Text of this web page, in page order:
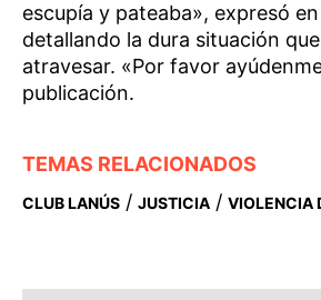
escupía y pateaba», expresó
detallando la dura situación
atravesar. «Por favor
publicación.
TEMAS RELACIONADOS
CLUB LANÚS / JUSTICIA / VIOLENCIA